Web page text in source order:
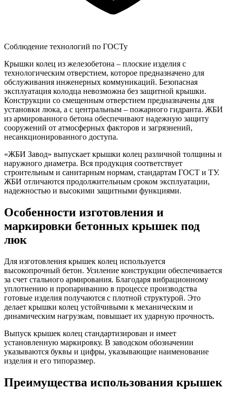
Соблюдение технологий по ГОСТу
Крышки колец из железобетона – плоские изделия с
технологическим отверстием, которое предназначено для
обслуживания инженерных коммуникаций. Безопасная
эксплуатация колодца невозможна без защитной крышки.
Конструкции со смещенным отверстием предназначены для
установки люка, а с центральным – пожарного гидранта. ЖБИ
из армированного бетона обеспечивают надежную защиту
сооружений от атмосферных факторов и загрязнений,
несанкционированного доступа.
«ЖБИ Завод» выпускает крышки колец различной толщины и
наружного диаметра. Вся продукция соответствует
строительным и санитарным нормам, стандартам ГОСТ и ТУ.
ЖБИ отличаются продолжительным сроком эксплуатации,
надежностью и высокими защитными функциями.
Особенности изготовления и
маркировки бетонных крышек под
люк
Для изготовления крышек колец используется
высокопрочный бетон. Усиление конструкции обеспечивается
за счет стального армирования. Благодаря вибрационному
уплотнению и пропариванию в процессе производства
готовые изделия получаются с плотной структурой. Это
делает крышки колец устойчивыми к механическим и
динамическим нагрузкам, повышает их ударную прочность.
Выпуск крышек колец стандартизирован и имеет
установленную маркировку. В заводском обозначении
указываются буквы и цифры, указывающие наименование
изделия и его типоразмер.
Преимущества использования крышек